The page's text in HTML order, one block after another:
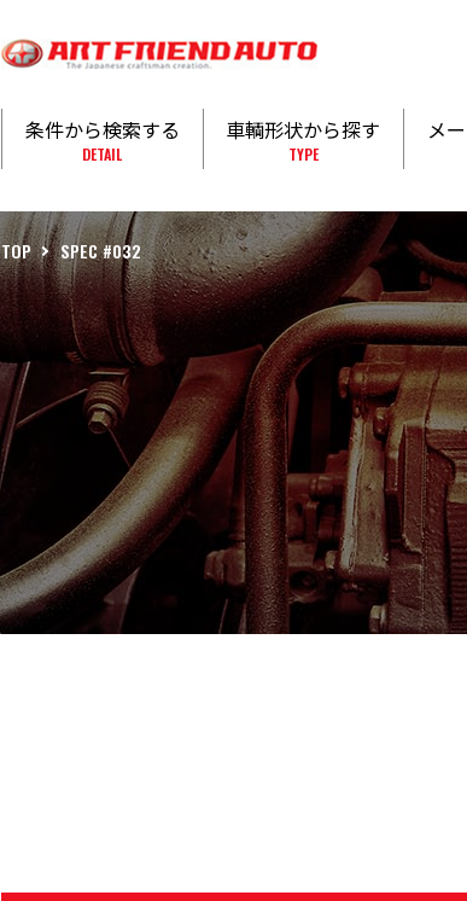
条件から検索する
DETAIL
車輌形状から探す
TYPE
メ
TOP SPEC #032